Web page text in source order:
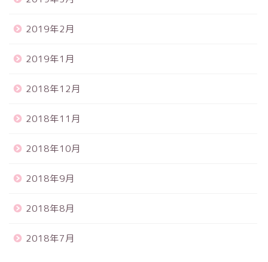
2019年2月
2019年1月
2018年12月
2018年11月
2018年10月
2018年9月
2018年8月
2018年7月